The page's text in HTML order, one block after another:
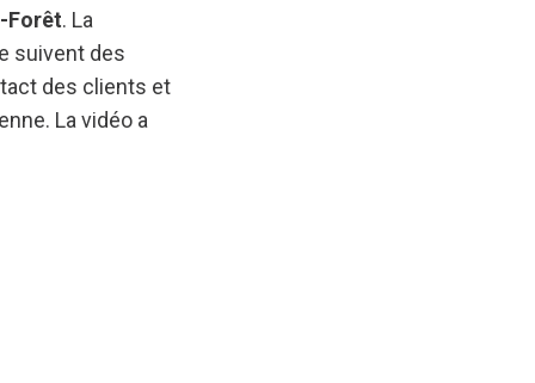
Forêt. La
suivent des
des clients et
La vidéo a